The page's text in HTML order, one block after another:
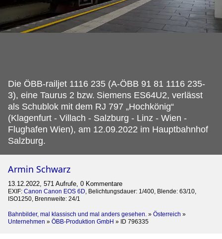
Die ÖBB-railjet 1116 235 (A-ÖBB 91 81 1116 235-
3), eine Taurus 2 bzw. Siemens ES64U2, verlässt
als Schublok mit dem RJ 797 „Hochkönig“
(Klagenfurt - Villach - Salzburg - Linz - Wien -
Flughafen Wien), am 12.09.2022 im Hauptbahnhof
Salzburg.
Armin Schwarz
13.12.2022, 571 Aufrufe, 0 Kommentare
EXIF: Canon Canon EOS 6D, Belichtungsdauer: 1/400, Blende: 63/10,
ISO1250, Brennweite: 24/1
Bahnbilder, mal klassisch und mal anders gesehen. » Österreich »
Unternehmen » ÖBB-Produktion GmbH » ID 796335